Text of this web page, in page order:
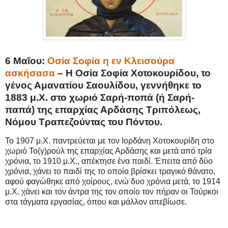
6 Μαΐου: Οσία Σοφία η εν Κλεισούρα
ασκήσασα – Η Οσία Σοφία Χοτοκουρίδου, το
γένος Αμανατίου Σαουλίδου, γεννήθηκε το
1883 μ.Χ. στο χωριό Σαρή-ποπά (ή Σαρή-
παπά) της επαρχίας Αρδάσης Τριπόλεως,
Νόμου Τραπεζούντας του Πόντου.
Το 1907 μ.Χ. παντρεύεται με τον Ιορδάνη Χοτοκουρίδη στο
χωριό Το(γ)ρούλ της επαρχίας Αρδάσης και μετά από τρία
χρόνια, το 1910 μ.Χ., απέκτησε ένα παιδί. Έπειτα από δύο
χρόνια, χάνει το παιδί της το οποίο βρίσκει τραγικό θάνατο,
αφού φαγώθηκε από χοίρους, ενώ δυο χρόνια μετά, το 1914
μ.Χ. χάνει και τον άντρα της τον οποίο τον πήραν οι Τούρκοι
στα τάγματα εργασίας, όπου και μάλλον απεβίωσε.